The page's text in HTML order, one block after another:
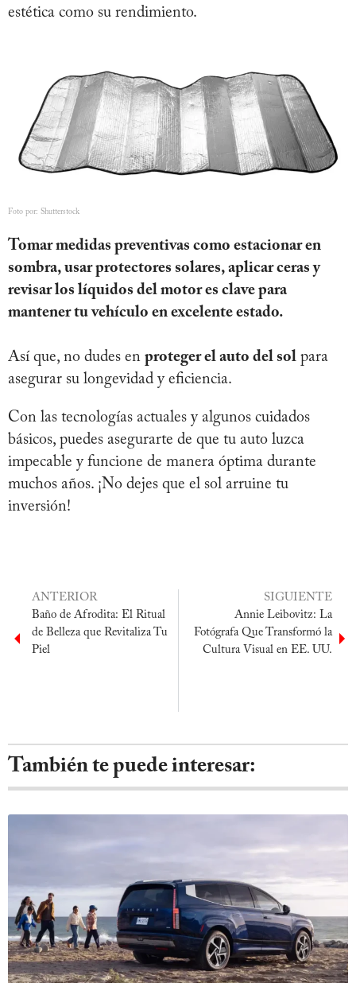
estética como su rendimiento.
Foto por: Shutterstock
Tomar medidas preventivas como estacionar en
sombra, usar protectores solares, aplicar ceras y
revisar los líquidos del motor es clave para
mantener tu vehículo en excelente estado.
Así que, no dudes en proteger el auto del sol para
asegurar su longevidad y eficiencia.
Con las tecnologías actuales y algunos cuidados
básicos, puedes asegurarte de que tu auto luzca
impecable y funcione de manera óptima durante
muchos años. ¡No dejes que el sol arruine tu
inversión!
ANTERIOR
Baño de Afrodita: El Ritual
de Belleza que Revitaliza Tu
Piel
SIGUIENTE
Annie Leibovitz: La
Fotógrafa Que Transformó la
Cultura Visual en EE. UU.
También te puede interesar: